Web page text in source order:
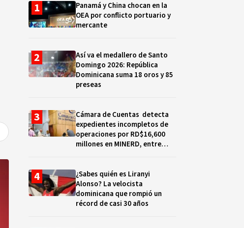
Panamá y China chocan en la
OEA por conflicto portuario y
mercante
Así va el medallero de Santo
Domingo 2026: República
Dominicana suma 18 oros y 85
preseas
Cámara de Cuentas detecta
expedientes incompletos de
operaciones por RD$16,600
millones en MINERD, entre
¿Sabes quién es Liranyi
Alonso? La velocista
dominicana que rompió un
récord de casi 30 años